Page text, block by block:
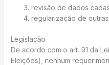
revisão de dados
regularização de
Legislação
De acordo com o art. 91 da
Eleições), nenhum